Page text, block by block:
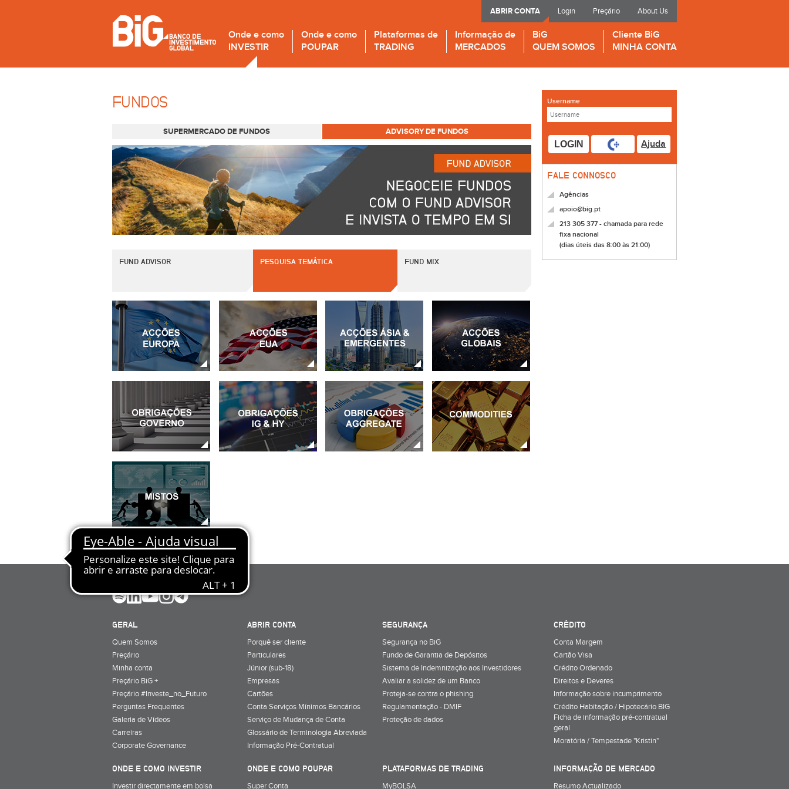
Login Preçário About Us
ABRIR CONTA
Onde e como
INVESTIR
Onde e como
POUPAR
Plataformas de
TRADING
Informação de
MERCADOS
BiG
QUEM SOMOS
Cliente BiG
MINHA CONTA
FUNDOS
SUPERMERCADO DE FUNDOS ADVISORY DE FUNDOS
FUND ADVISOR PESQUISA TEMÁTICA FUND MIX
Username
LOGIN Ajuda
FALE CONNOSCO
Agências
apoio@big.pt
213 305 377 - chamada para rede
fixa nacional
(dias úteis das 8:00 às 21:00)
GERAL
Quem Somos
Preçário
Minha conta
Preçário BiG +
Preçário #Investe_no_Futuro
Perguntas Frequentes
Galeria de Vídeos
Carreiras
Corporate Governance
ABRIR CONTA
Porquê ser cliente
Particulares
Júnior (sub-18)
Empresas
Cartões
Conta Serviços Mínimos Bancários
Serviço de Mudança de Conta
Glossário de Terminologia Abreviada
Informação Pré-Contratual
SEGURANÇA
Segurança no BiG
Fundo de Garantia de Depósitos
Sistema de Indemnização aos Investidores
Avaliar a solidez de um Banco
Proteja-se contra o phishing
Regulamentação - DMIF
Proteção de dados
CRÉDITO
Conta Margem
Cartão Visa
Crédito Ordenado
Direitos e Deveres
Informação sobre incumprimento
Crédito Habitação / Hipotecário BIG
Ficha de informação pré-contratual
geral
Moratória / Tempestade "Kristin"
ONDE E COMO INVESTIR
Investir directamente em bolsa
ONDE E COMO POUPAR
Super Conta
PLATAFORMAS DE TRADING
MyBOLSA
INFORMAÇÃO DE MERCADO
Resumo Actualizado